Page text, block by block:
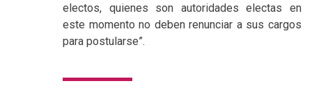
electos, quienes son autoridades electas en
este momento no deben renunciar a sus cargos
para postularse”.